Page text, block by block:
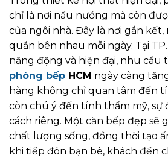
chỉ là nơi nấu nướng mà còn
của ngôi nhà. Đây là nơi gắn
quần bên nhau mỗi ngày. Tại
năng động và hiện đại, nhu cầu
phòng bếp HCM ngày càng
hàng không chỉ quan tâm đến
còn chú ý đến tính thẩm mỹ, sự
cách riêng. Một căn bếp đẹp sẽ
chất lượng sống, đồng thời tạo
khi tiếp đón bạn bè, khách đến